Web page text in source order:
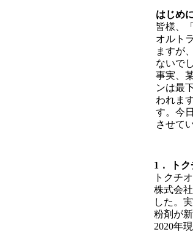
はじめ
皆様、
オルト
ますが
ないで
事実、
ンは最
われま
す。今
させて
1． ト
トクチ
株式会
した。
粉剤が
2020年